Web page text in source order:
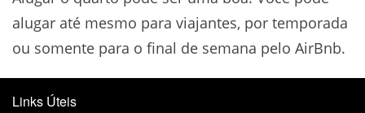
alugar até mesmo para viajantes, por temporada
ou somente para o final de semana pelo AirBnb.
Links Úteis